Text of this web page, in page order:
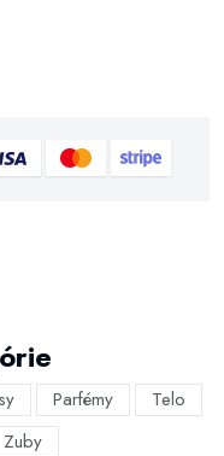
Parfémy
Telo
Zuby